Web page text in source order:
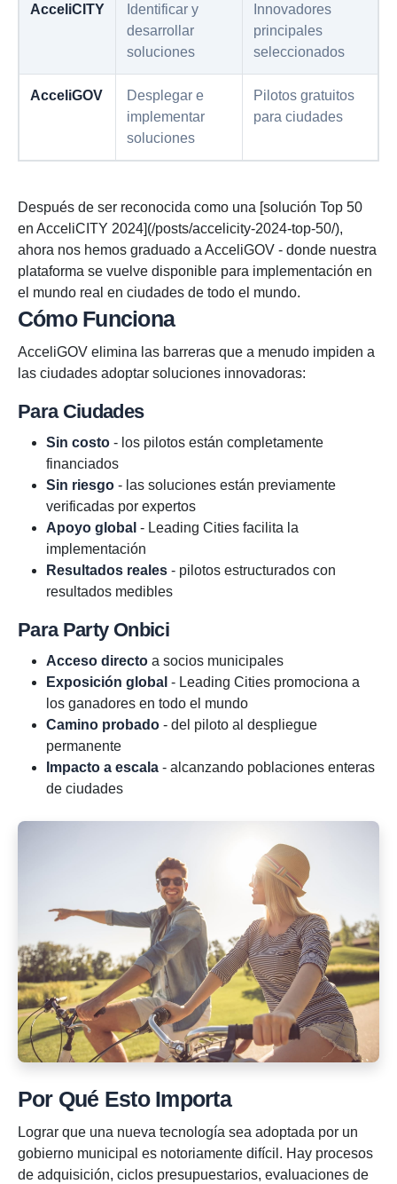
AcceliCITY
Identificar y
desarrollar
soluciones
Innovadores
principales
seleccionados
AcceliGOV
Desplegar e
implementar
soluciones
Pilotos gratuitos
para ciudades
Después de ser reconocida como una [solución Top 50
en AcceliCITY 2024](/posts/accelicity-2024-top-50/),
ahora nos hemos graduado a AcceliGOV - donde nuestra
plataforma se vuelve disponible para implementación en
el mundo real en ciudades de todo el mundo.
Cómo Funciona
AcceliGOV elimina las barreras que a menudo impiden a
las ciudades adoptar soluciones innovadoras:
Para Ciudades
Sin costo - los pilotos están completamente
financiados
Sin riesgo - las soluciones están previamente
verificadas por expertos
Apoyo global - Leading Cities facilita la
implementación
Resultados reales - pilotos estructurados con
resultados medibles
Para Party Onbici
Acceso directo a socios municipales
Exposición global - Leading Cities promociona a
los ganadores en todo el mundo
Camino probado - del piloto al despliegue
permanente
Impacto a escala - alcanzando poblaciones enteras
de ciudades
Por Qué Esto Importa
Lograr que una nueva tecnología sea adoptada por un
gobierno municipal es notoriamente difícil. Hay procesos
de adquisición, ciclos presupuestarios, evaluaciones de